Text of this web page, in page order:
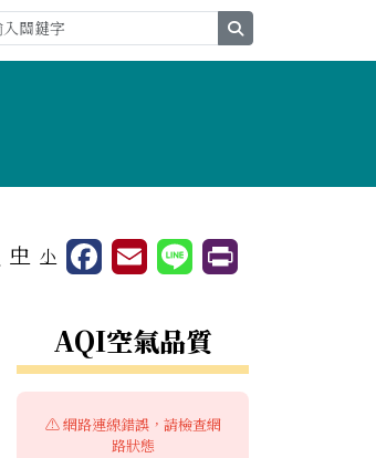
中 小
右邊區域內容
AQI空氣品質
⚠️ 網路連線錯誤，請檢查網
路狀態